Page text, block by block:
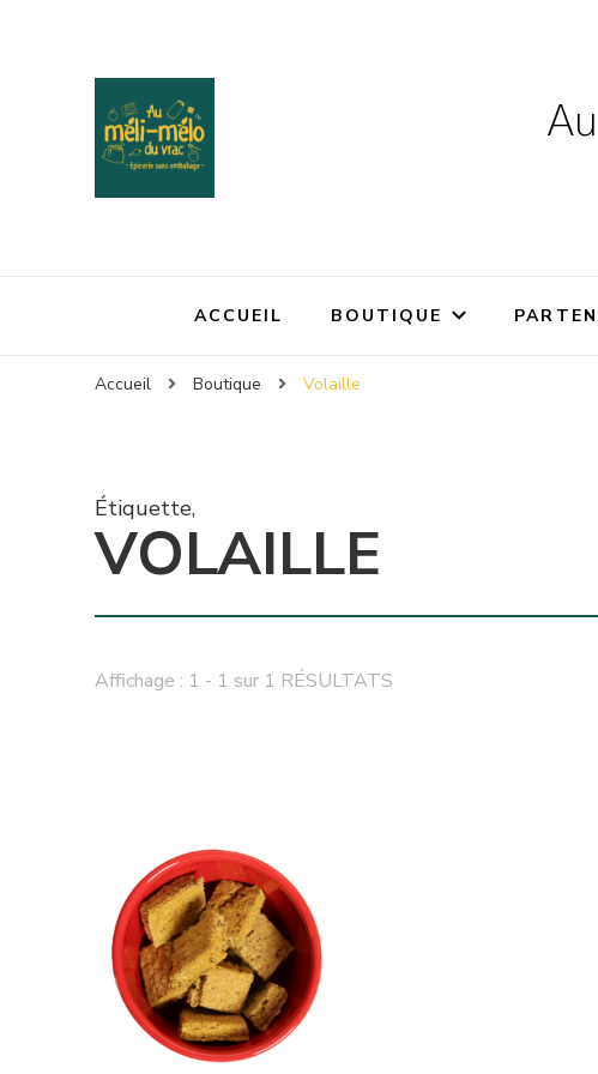
ACCUEIL BOUTIQUE
Accueil Boutique Volaille
Étiquette,
VOLAILLE
Affichage : 1 - 1 sur 1 RÉSULTATS